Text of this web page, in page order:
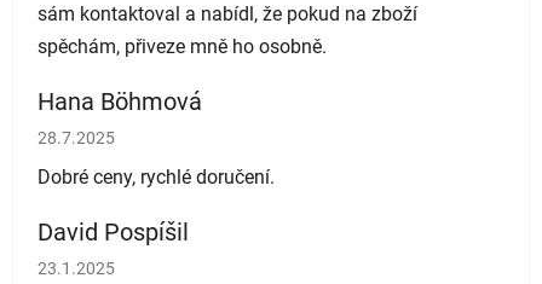
sám kontaktoval a nabídl, že pokud na zboží
spěchám, přiveze mně ho osobně.
Hana Böhmová
Hodnocení obchodu je 5 z 5 hvězdiček.
28.7.2025
Dobré ceny, rychlé doručení.
David Pospíšil
Hodnocení obchodu je 5 z 5 hvězdiček.
23.1.2025